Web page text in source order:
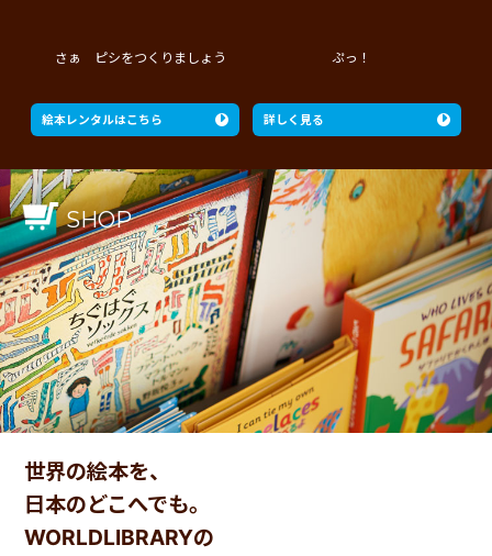
さぁ ピシをつくりましょう ぷっ！
絵本レンタルはこちら 詳しく見る
SHOP
世界の絵本を、
日本のどこへでも。
WORLDLIBRARYの